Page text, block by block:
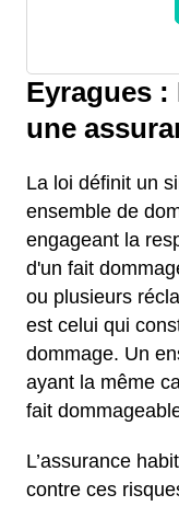
Eyragues
une
La loi définit un
ensemble de
engageant la
d'un fait
ou plusieurs
est celui qui
dommage. Un
ayant la même
fait
L’assurance
contre ces